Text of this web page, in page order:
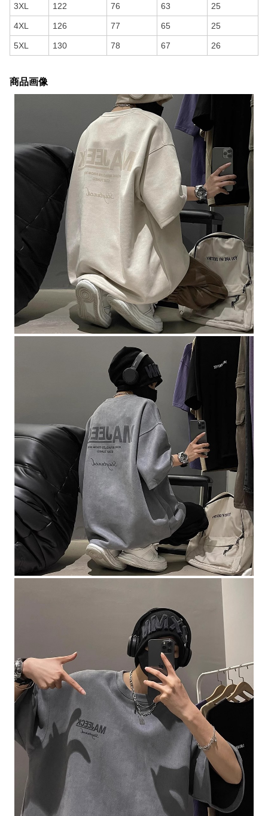
3XL 122 76 63 25
4XL 126 77 65 25
5XL 130 78 67 26
商品画像